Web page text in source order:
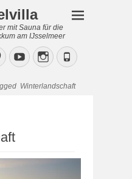
mit Sauna für die
am IJsselmeer
PinterestYouTubeInstagram
Phone
Winterlandschaft